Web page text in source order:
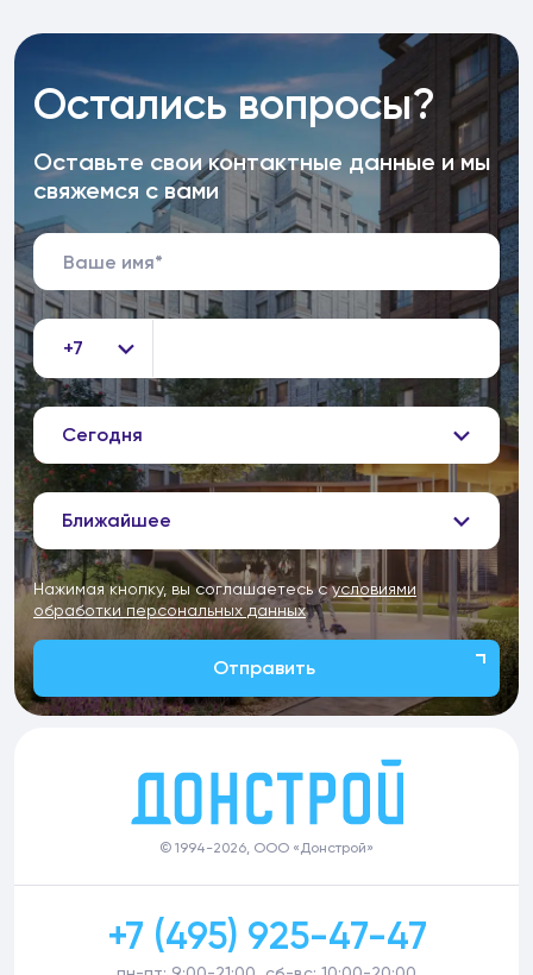
Остались вопросы?
Оставьте свои контактные данные и мы
свяжемся с вами
+7
Сегодня
Ближайшее
Нажимая кнопку, вы соглашаетесь сусловиями
обработки персональных данных
Отправить
© 1994-2026, ООО «Донстрой»
+7 (495) 925-47-47